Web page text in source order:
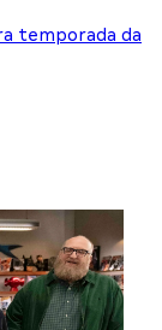
temporada da